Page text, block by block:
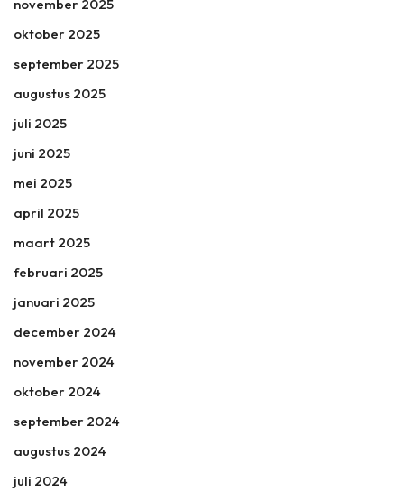
november 2025
oktober 2025
september 2025
augustus 2025
juli 2025
juni 2025
mei 2025
april 2025
maart 2025
februari 2025
januari 2025
december 2024
november 2024
oktober 2024
september 2024
augustus 2024
juli 2024